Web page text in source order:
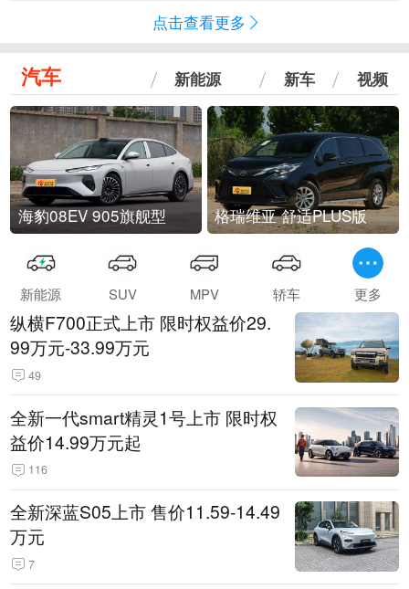
点击查看更多
汽车 新能源 新车 视频
海豹08EV 905旗舰型 格瑞维亚 舒适PLUS版
新能源 SUV MPV 轿车 更多
纵横F700正式上市 限时权益价29.
99万元-33.99万元
49
全新一代smart精灵1号上市 限时权
益价14.99万元起
116
全新深蓝S05上市 售价11.59-14.49
万元
7